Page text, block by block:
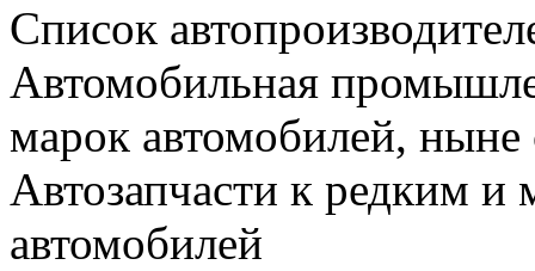
Список
Автомобильная
марок автомобилей,
Автозапчасти к редким
автомобилей